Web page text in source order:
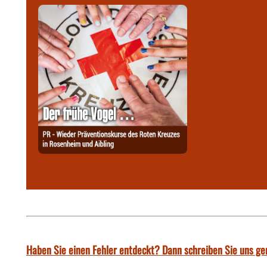
Haben Sie einen Fehler entdeckt? Dann schreiben Sie uns